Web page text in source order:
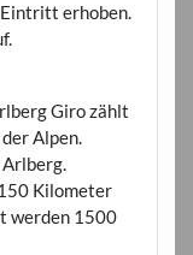
erhoben.
Giro zählt
Alpen.
Kilometer
werden 1500